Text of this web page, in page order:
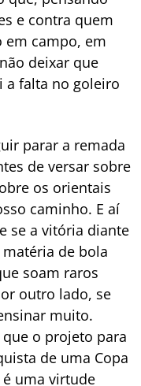
e contra quem
em campo, em
deixar que
a falta no goleiro
parar a remada
de versar sobre
os orientais
caminho. E aí
se a vitória diante
de bola
soam raros
outro lado, se
muito.
o projeto para
de uma Copa
é uma virtude